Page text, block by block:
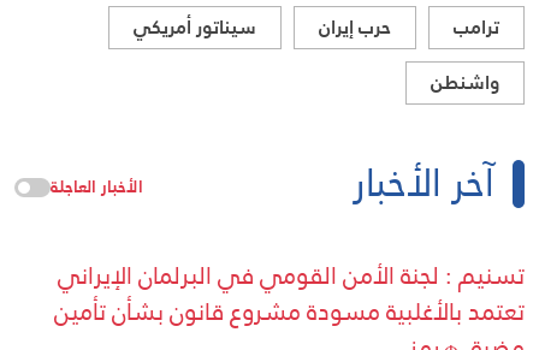
ترامب حرب إيران
سيناتور أمريكي
واشنطن
آخر الأخبار الأخبار العاجلة
تسنيم : لجنة الأمن القومي في البرلمان الإيراني
تعتمد بالأغلبية مسودة مشروع قانون بشأن تأمين